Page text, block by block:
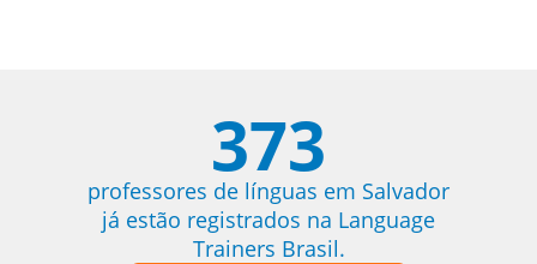
373
professores de línguas em Salvador
já estão registrados na Language
Trainers Brasil.